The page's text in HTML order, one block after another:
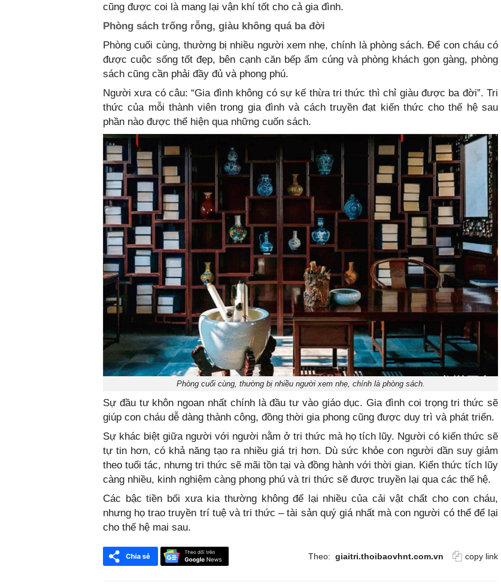
cũng được coi là mang lại vận khí tốt cho cả gia đình.
Phòng sách trống rỗng, giàu không quá ba đời
Phòng cuối cùng, thường bị nhiều người xem nhẹ, chính là phòng sách. Để con cháu có
được cuộc sống tốt đẹp, bên cạnh căn bếp ấm cúng và phòng khách gọn gàng, phòng
sách cũng cần phải đầy đủ và phong phú.
Người xưa có câu: “Gia đình không có sự kế thừa tri thức thì chỉ giàu được ba đời”. Tri
thức của mỗi thành viên trong gia đình và cách truyền đạt kiến thức cho thế hệ sau
phần nào được thể hiện qua những cuốn sách.
Phòng cuối cùng, thường bị nhiều người xem nhẹ, chính là phòng sách.
Sự đầu tư khôn ngoan nhất chính là đầu tư vào giáo dục. Gia đình coi trọng tri thức sẽ
giúp con cháu dễ dàng thành công, đồng thời gia phong cũng được duy trì và phát triển.
Sự khác biệt giữa người với người nằm ở tri thức mà họ tích lũy. Người có kiến thức sẽ
tự tin hơn, có khả năng tạo ra nhiều giá trị hơn. Dù sức khỏe con người dần suy giảm
theo tuổi tác, nhưng tri thức sẽ mãi tồn tại và đồng hành với thời gian. Kiến thức tích lũy
càng nhiều, kinh nghiệm càng phong phú và tri thức sẽ được truyền lại qua các thế hệ.
Các bậc tiền bối xưa kia thường không để lại nhiều của cải vật chất cho con cháu,
nhưng họ trao truyền trí tuệ và tri thức – tài sản quý giá nhất mà con người có thể để lại
cho thế hệ mai sau.
Theo: giaitri.thoibaovhnt.com.vn copy link